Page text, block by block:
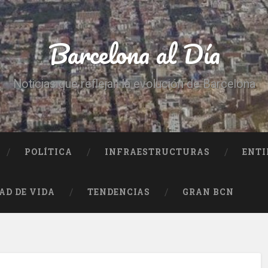
Barcelona al Día
Noticias que reflejan la evolución de Barcelona
POLÍTICA INFRAESTRUCTURAS
DE VIDA TENDENCIAS GRAN BCN